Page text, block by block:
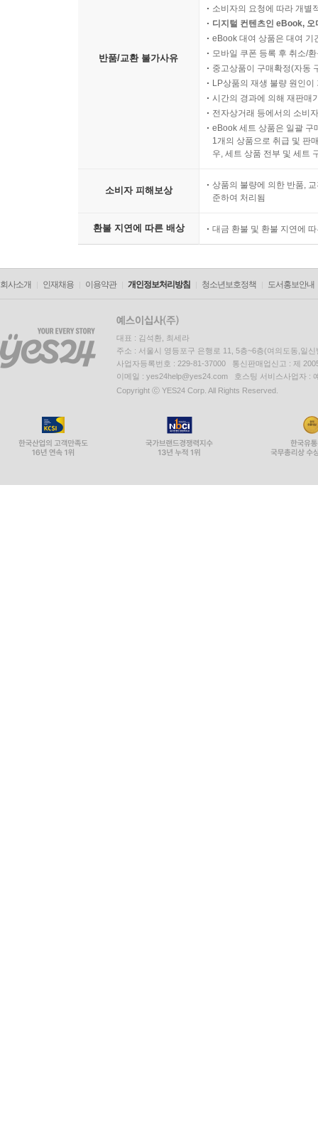
반품/교환 불가사유
소비자의 요청에 따라 개별
디지털 컨텐츠인 eBook,
eBook 대여 상품은 대여 기
모바일 쿠폰 등록 후 취소/
중고상품이 구매확정(자동
LP상품의 재생 불량 원인
시간의 경과에 의해 재판매
전자상거래 등에서의 소비
eBook 세트 상품은 일괄 구
1개의 상품으로 취급 및 판
우, 세트 상품 전부 및 세트
소비자 피해보상
상품의 불량에 의한 반품,
준하여 처리됨
환불 지연에 따른 배상 대금 환불 및 환불 지연에
회사소개 인재채용 이용약관 개인정보처리방침 청소년보호정책 도서홍보안내
대표 : 김석환, 최세라
주소 : 서울시 영등포구 은행로 11, 5층~6층(여의도동,일신
사업자등록번호 : 229-81-37000 통신판매업신고 : 제
이메일 : yes24help@yes24.com 호스팅 서비스사업자 :
Copyright ⓒ YES24 Corp. All Rights Reserved.